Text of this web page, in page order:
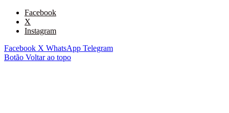
Facebook
X
Instagram
Facebook X WhatsApp Telegram
Botão Voltar ao topo